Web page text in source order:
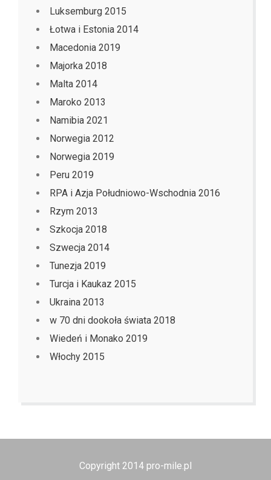
Luksemburg 2015
Łotwa i Estonia 2014
Macedonia 2019
Majorka 2018
Malta 2014
Maroko 2013
Namibia 2021
Norwegia 2012
Norwegia 2019
Peru 2019
RPA i Azja Południowo-Wschodnia 2016
Rzym 2013
Szkocja 2018
Szwecja 2014
Tunezja 2019
Turcja i Kaukaz 2015
Ukraina 2013
w 70 dni dookoła świata 2018
Wiedeń i Monako 2019
Włochy 2015
Copyright 2014 pro-mile.pl